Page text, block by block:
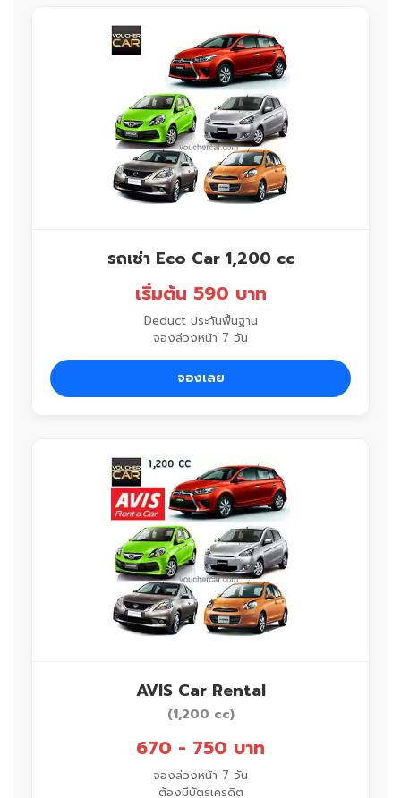
รถเช่า Eco Car 1,200 cc
เริ่มต้น 590 บาท
Deduct ประกันพื้นฐาน
จองล่วงหน้า 7 วัน
จองเลย
AVIS Car Rental
(1,200 cc)
670 - 750 บาท
จองล่วงหน้า 7 วัน
ต้องมีบัตรเครดิต